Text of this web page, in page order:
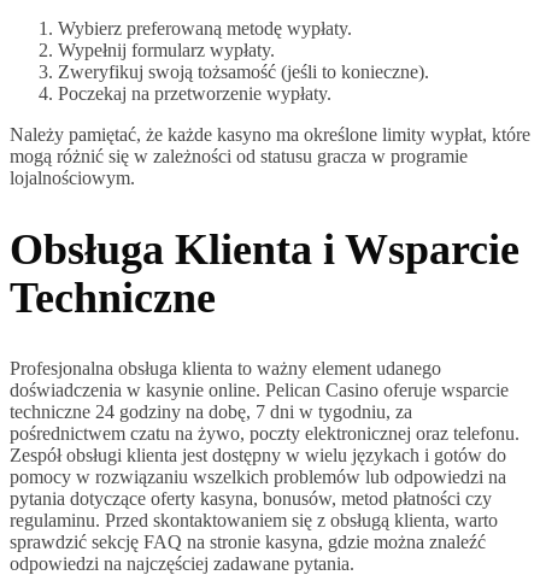
Wybierz preferowaną metodę wypłaty.
Wypełnij formularz wypłaty.
Zweryfikuj swoją tożsamość (jeśli to konieczne).
Poczekaj na przetworzenie wypłaty.
Należy pamiętać, że każde kasyno ma określone limity wypłat, które
mogą różnić się w zależności od statusu gracza w programie
lojalnościowym.
Obsługa Klienta i Wsparcie
Techniczne
Profesjonalna obsługa klienta to ważny element udanego
doświadczenia w kasynie online. Pelican Casino oferuje wsparcie
techniczne 24 godziny na dobę, 7 dni w tygodniu, za
pośrednictwem czatu na żywo, poczty elektronicznej oraz telefonu.
Zespół obsługi klienta jest dostępny w wielu językach i gotów do
pomocy w rozwiązaniu wszelkich problemów lub odpowiedzi na
pytania dotyczące oferty kasyna, bonusów, metod płatności czy
regulaminu. Przed skontaktowaniem się z obsługą klienta, warto
sprawdzić sekcję FAQ na stronie kasyna, gdzie można znaleźć
odpowiedzi na najczęściej zadawane pytania.